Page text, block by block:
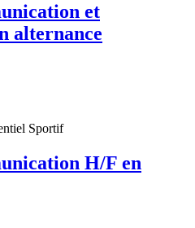
et
alternance
Sportif
H/F en